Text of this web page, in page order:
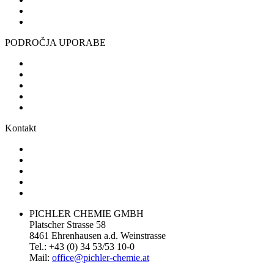
PODROČJA UPORABE
Kontakt
PICHLER CHEMIE GMBH
Platscher Strasse 58
8461 Ehrenhausen a.d. Weinstrasse
Tel.: +43 (0) 34 53/53 10-0
Mail: office@pichler-chemie.at